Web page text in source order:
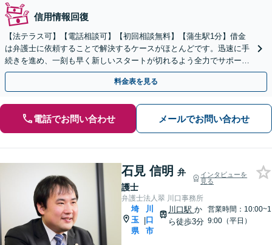
信用情報回復
【法テラス可】【電話相談可】【初回相談無料】【蒲生駅1分】借金
は弁護士に依頼することで解決するケースがほとんどです。迅速に手
続きを進め、一刻も早く新しいスタートが切れるよう全力でサポート
いたします【休日・夜間面談可能】
料金表を見る
電話でお問い合わせ メールでお問い合わせ
石見 信明 弁
護士
インタビューを
見る
弁護士法人翠 川口事務所
埼
玉
県
|
川
口
市
川口駅 か
ら徒歩3分
営業時間：10:00~1
9:00（平日）